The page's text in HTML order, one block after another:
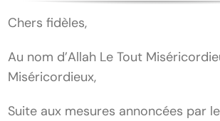
Chers fidèles,
Au nom d’Allah Le Tout
Miséricordieux,
Suite aux mesures annoncées par